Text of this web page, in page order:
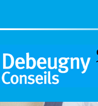
Aller
au